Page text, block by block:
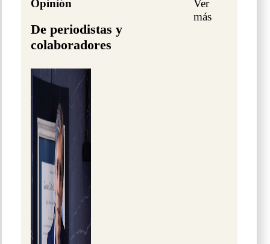
Opinión
De periodistas y
colaboradores
Ver
más